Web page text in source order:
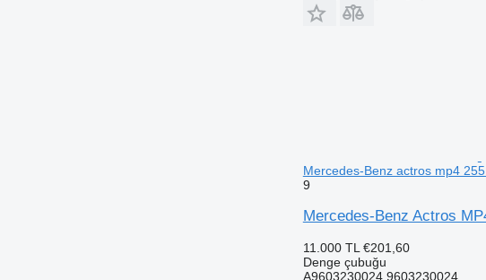
Mercedes-Benz actros mp4
9
Mercedes-Benz Actros
11.000 TL €201,60
Denge çubuğu
A9603230024 9603230024